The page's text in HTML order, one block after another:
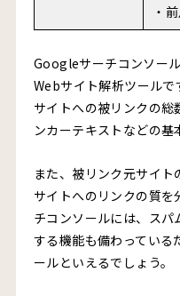
・
Googleサーチコンソー
Webサイト解析ツール
サイトへの被リンクの
ンカーテキストなどの基
また、被リンク元サイ
サイトへのリンクの質
チコンソールには、ス
する機能も備わっている
ールといえるでしょう。